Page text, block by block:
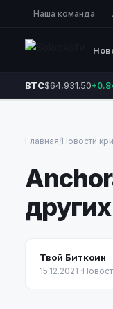
Наша команда
BTC$64,931.50
Главная/Новости
Твой Биткоин
15.12.2021 ·